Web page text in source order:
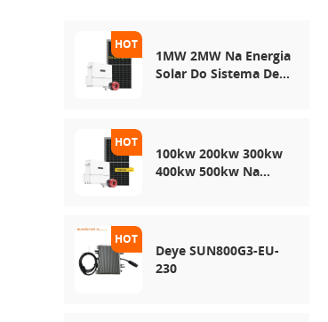
1MW 2MW Na Energia
Solar Do Sistema De
100kw 200kw 300kw
400kw 500kw Na
Deye SUN800G3-EU-
230